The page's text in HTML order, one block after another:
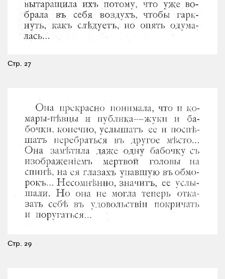
Стр. 27
Стр. 29